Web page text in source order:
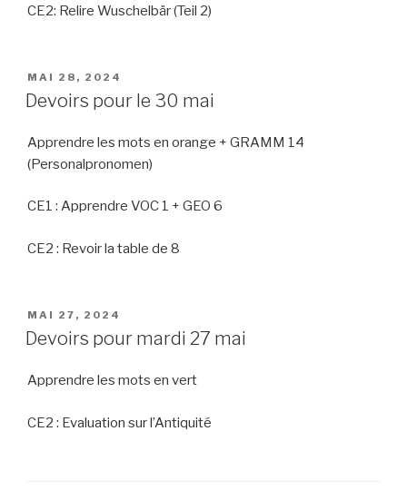
CE2: Relire Wuschelbär (Teil 2)
PUBLIÉ
LE
MAI 28, 2024
Devoirs pour le 30 mai
Apprendre les mots en orange + GRAMM 14
(Personalpronomen)
CE1 : Apprendre VOC 1 + GEO 6
CE2 : Revoir la table de 8
PUBLIÉ
LE
MAI 27, 2024
Devoirs pour mardi 27 mai
Apprendre les mots en vert
CE2 : Evaluation sur l’Antiquité